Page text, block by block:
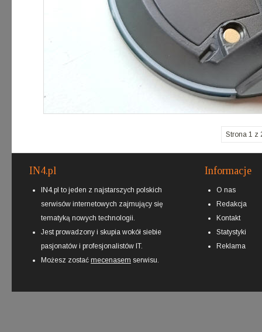
Strona 1 z
IN4.pl
IN4.pl to jeden z najstarszych polskich
serwisów internetowych zajmujący się
tematyką nowych technologii.
Jest prowadzony i skupia wokół siebie
pasjonatów i profesjonalistów IT.
Możesz zostać mecenasem serwisu.
Informacje
O nas
Redakcja
Kontakt
Statystyki
Reklama